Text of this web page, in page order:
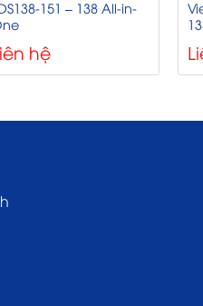
151 – 138 All-in-
hệ